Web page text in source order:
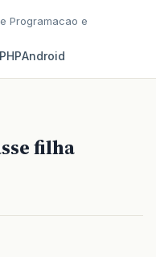
Programacao e
PHPAndroid
filha